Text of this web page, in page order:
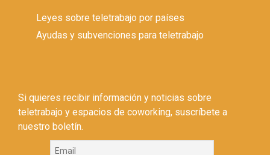
Leyes sobre teletrabajo por países
Ayudas y subvenciones para teletrabajo
Si quieres recibir información y noticias sobre
teletrabajo y espacios de coworking, suscríbete a
nuestro boletín.